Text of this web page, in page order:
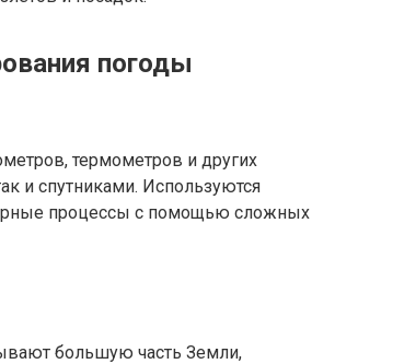
погоды
термометров и других
и спутниками. Используются
процессы с помощью сложных
большую часть Земли,